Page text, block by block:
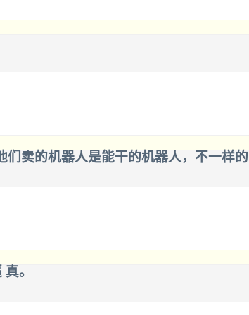
卖的机器人是能干的机器人，不一样的
。